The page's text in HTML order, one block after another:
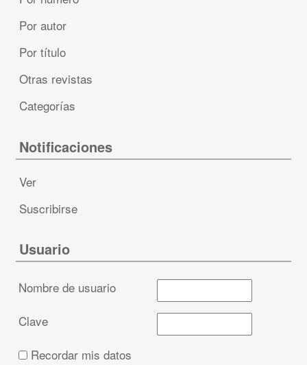
Por autor
Por título
Otras revistas
Categorías
Notificaciones
Ver
Suscribirse
Usuario
Nombre de usuario
Clave
Recordar mis datos